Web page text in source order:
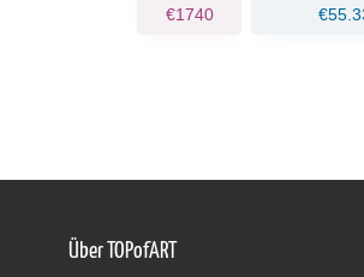
€1740
Über TOPofART